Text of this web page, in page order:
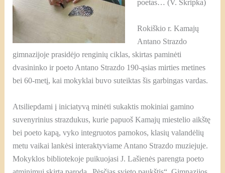
poetas… (V. Skripka)
Rokiškio r. Kamajų
Antano Strazdo
gimnazijoje prasidėjo renginių ciklas, skirtas paminėti
dvasininko ir poeto Antano Strazdo 190-ąsias mirties metines
bei 60-metį, kai mokyklai buvo suteiktas šis garbingas vardas.
Atsiliepdami į iniciatyvą minėti sukaktis mokiniai gamino
suvenyrinius strazdukus, kurie papuoš Kamajų miestelio aikštę
bei poeto kapą, vyko integruotos pamokos, klasių valandėlių
metu vaikai lankėsi interaktyviame Antano Strazdo muziejuje.
Mokyklos bibliotekoje puikuojasi J. Lašienės parengta poeto